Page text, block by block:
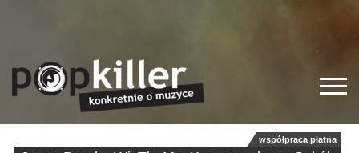
współpraca płatna